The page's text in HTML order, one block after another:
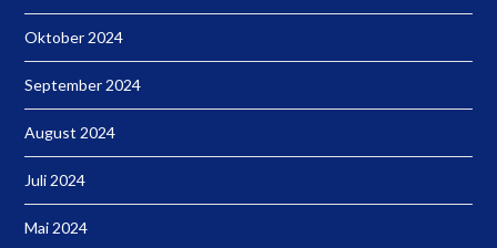
Oktober 2024
September 2024
August 2024
Juli 2024
Mai 2024